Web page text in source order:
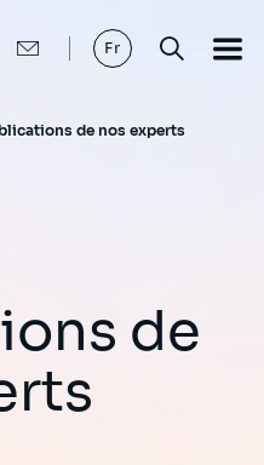
Fr
de nos experts
de